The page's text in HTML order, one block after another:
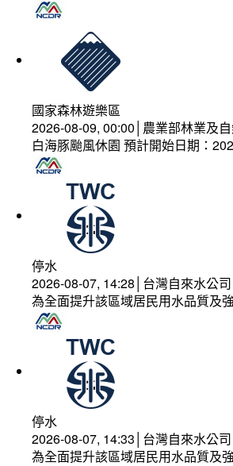
國家森林遊樂區
2026-08-09, 00:00│農業部林業及
白海豚颱風休園 預計開始日期：
停水
2026-08-07, 14:28│台灣自來水公司
為全面提升該區域居民用水品質及
停水
2026-08-07, 14:33│台灣自來水公司
為全面提升該區域居民用水品質及